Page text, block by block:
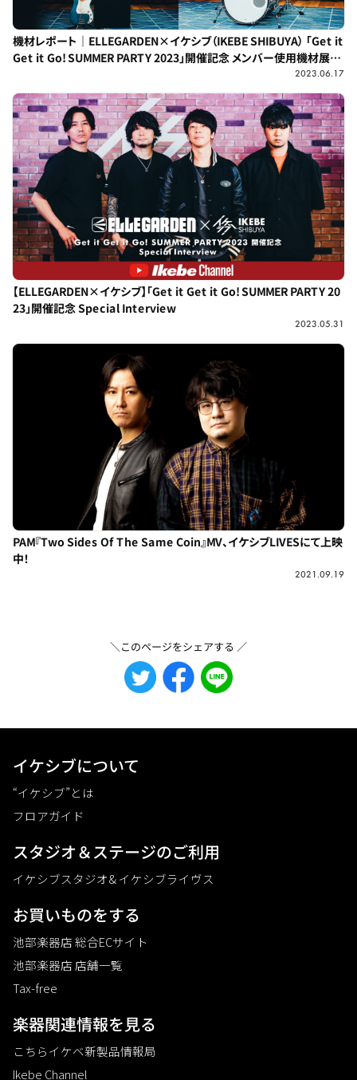
機材レポート｜ELLEGARDEN×イケシブ（IKEBE SHIBUYA） 「Get it
Get it Go! SUMMER PARTY 2023」開催記念 メンバー使用機材展示
2023.06.17
【ELLEGARDEN×イケシブ】「Get it Get it Go! SUMMER PARTY 20
23」開催記念 Special Interview
2023.05.31
PAM『Two Sides Of The Same Coin』MV、イケシブLIVESにて上映
中！
2021.09.19
＼このページをシェアする ／
イケシブについて
“イケシブ”とは
フロアガイド
スタジオ＆ステージのご利⽤
イケシブスタジオ& イケシブライヴス
お買いものをする
池部楽器店 総合ECサイト
池部楽器店 店舗一覧
Tax-free
楽器関連情報を見る
こちらイケベ新製品情報局
Ikebe Channel